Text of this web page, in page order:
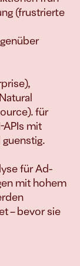
(frustrierte
für
APIs mit
für Ad-
mit hohem
– bevor sie